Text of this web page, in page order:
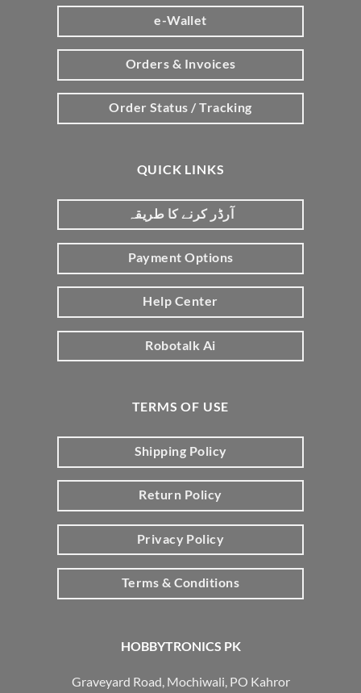
HOBBYTRONICS PK
Graveyard Road, Mochiwali, PO Kahror
e-Wallet
Orders & Invoices
Order Status / Tracking
QUICK LINKS
آرڈر کرنے کا طریقہ
Payment Options
Help Center
Robotalk Ai
TERMS OF USE
Shipping Policy
Return Policy
Privacy Policy
Terms & Conditions